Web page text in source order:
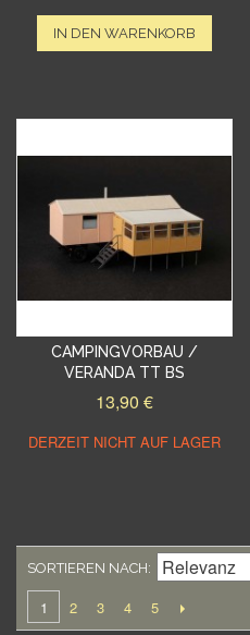
IN DEN WARENKORB
CAMPINGVORBAU /
VERANDA TT BS
13,90 €
DERZEIT NICHT AUF LAGER
SORTIEREN NACH
1 2 3 4 5